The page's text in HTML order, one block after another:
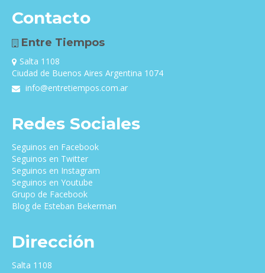
Contacto
Entre Tiempos
Salta 1108
Ciudad de Buenos Aires Argentina 1074
info@entretiempos.com.ar
Redes Sociales
Seguinos en Facebook
Seguinos en Twitter
Seguinos en Instagram
Seguinos en Youtube
Grupo de Facebook
Blog de Esteban Bekerman
Dirección
Salta 1108